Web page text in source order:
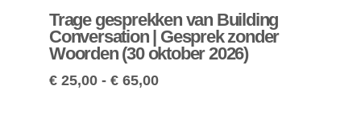
Trage gesprekken van Building
Conversation | Gesprek zonder
Woorden (30 oktober 2026)
€ 25,00 - € 65,00